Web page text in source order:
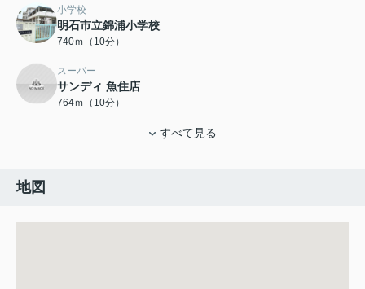
小学校
明石市立錦浦小学校
740ｍ（10分）
スーパー
サンディ 魚住店
764ｍ（10分）
すべて見る
地図